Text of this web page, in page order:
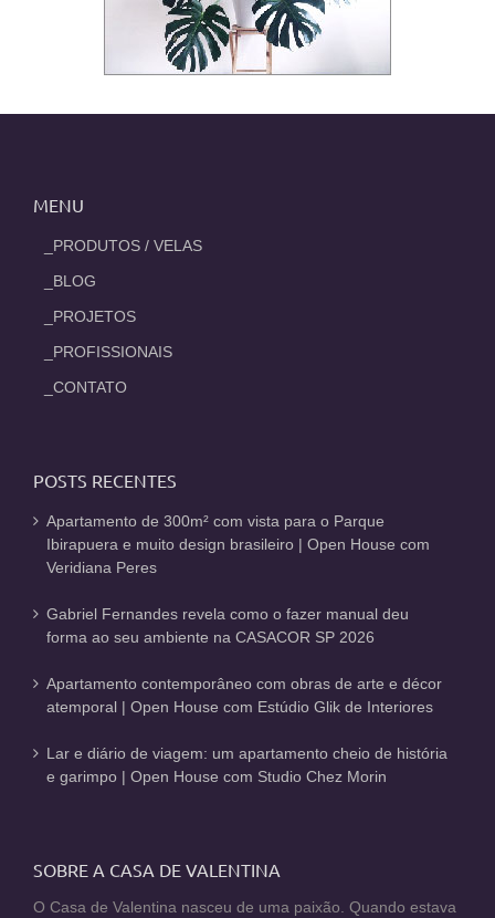
MENU
_PRODUTOS / VELAS
_BLOG
_PROJETOS
_PROFISSIONAIS
_CONTATO
POSTS RECENTES
Apartamento de 300m² com vista para o Parque
Ibirapuera e muito design brasileiro | Open House com
Veridiana Peres
Gabriel Fernandes revela como o fazer manual deu
forma ao seu ambiente na CASACOR SP 2026
Apartamento contemporâneo com obras de arte e décor
atemporal | Open House com Estúdio Glik de Interiores
Lar e diário de viagem: um apartamento cheio de história
e garimpo | Open House com Studio Chez Morin
SOBRE A CASA DE VALENTINA
O Casa de Valentina nasceu de uma paixão. Quando estava